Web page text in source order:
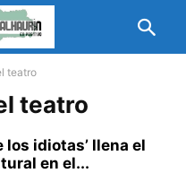
teatro
teatro
los idiotas’ llena el
en el...